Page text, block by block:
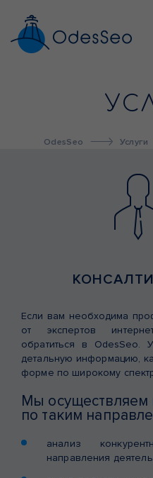
OdesSeo Услуги
Если вам необходима
от экспертов
обратиться в OdesSeo.
детальную информацию,
форме по широкому
Мы осуществляем
по таким
анализ
направления